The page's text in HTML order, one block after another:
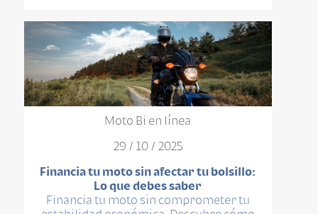
Moto Bi en línea
29 / 10 / 2025
Financia tu moto sin afectar tu bolsillo:
Lo que debes saber
Financia tu moto sin comprometer tu